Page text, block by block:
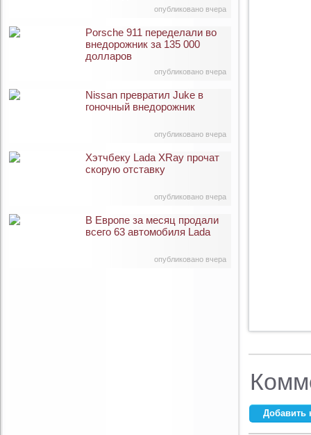
опубликовано вчера
опубликовано вчера
Porsche 911 переделали во
внедорожник за 135 000
долларов
опубликовано вчера
Nissan превратил Juke в
гоночный внедорожник
опубликовано вчера
Хэтчбеку Lada XRay прочат
скорую отставку
опубликовано вчера
В Европе за месяц продали
всего 63 автомобиля Lada
Ваше имя:
Добавить